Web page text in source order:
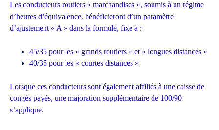
Les conducteurs routiers « marchandises », soumis à un régime
d’heures d’équivalence, bénéficieront d’un paramètre
d’ajustement « A » dans la formule, fixé à :
45/35 pour les « grands routiers » et « longues distances »
40/35 pour les « courtes distances »
Lorsque ces conducteurs sont également affiliés à une caisse de
congés payés, une majoration supplémentaire de 100/90
s’applique.